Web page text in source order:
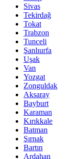
Sivas
Tekirdağ
Tokat
Trabzon
Tunceli
Şanlıurfa
Uşak
Van
Yozgat
Zonguldak
Aksaray
Bayburt
Karaman
Kırıkkale
Batman
Şırnak
Bartın
Ardahan